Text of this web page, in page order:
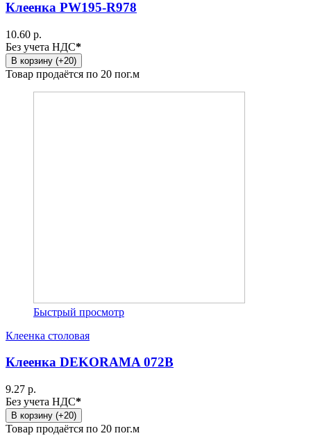
Клеенка PW195-R978
10.60 р.
Без учета НДС*
В корзину (+20)
Товар продаётся по 20 пог.м
Быстрый просмотр
Клеенка столовая
Клеенка DEKORAMA 072B
9.27 р.
Без учета НДС*
В корзину (+20)
Товар продаётся по 20 пог.м